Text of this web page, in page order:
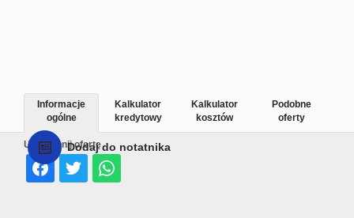
Dodaj do notatnika
Udostępnij ofertę
Informacje
ogólne
Kalkulator
kredytowy
Kalkulator
kosztów
Podobne
oferty